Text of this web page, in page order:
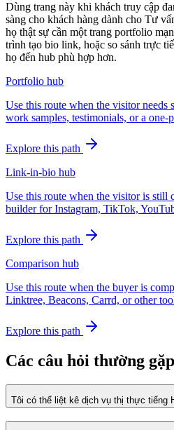
Dùng trang này khi khách truy cập
sàng cho khách hàng dành cho Tư
họ thật sự cần một trang portfolio
trình tạo bio link, hoặc so sánh trực
họ đến hub phù hợp hơn.
Portfolio hub
Use this route when the visitor needs
work samples, testimonials, or a one-
Explore this path
Link-in-bio hub
Use this route when the visitor is still
builder for Instagram, TikTok,
Explore this path
Comparison hub
Use this route when the buyer is
Linktree, Beacons, Carrd, or other
Explore this path
Các câu hỏi thường gặp
Tôi có thể liệt kê dịch vụ thị thực tiếng